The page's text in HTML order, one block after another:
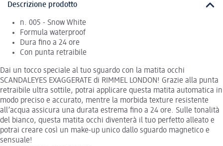
Descrizione prodotto
n. 005 - Snow White
Formula waterproof
Dura fino a 24 ore
Con punta retraibile
Dai un tocco speciale al tuo sguardo con la matita occhi
SCANDALEYES EXAGGERATE di RIMMEL LONDON! Grazie alla punta
retraibile ultra sottile, potrai applicare questa matita automatica in
modo preciso e accurato, mentre la morbida texture resistente
all’acqua assicura una durata estrema fino a 24 ore. Sulle tonalità
del bianco, questa matita occhi diventerà il tuo perfetto alleato e
potrai creare così un make-up unico dallo sguardo magnetico e
sensuale!